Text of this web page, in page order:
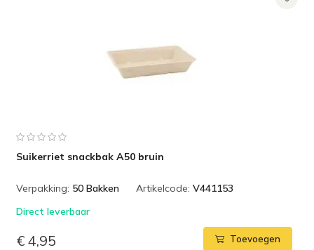
Suikerriet snackbak A50 bruin
Verpakking: 50 Bakken Artikelcode: V441153
Direct leverbaar
€ 4,95 Toevoegen